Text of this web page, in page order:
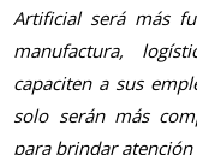
Artificial será más
manufactura,
capaciten a sus
solo serán más
para brindar